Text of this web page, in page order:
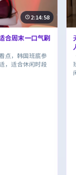
2:14:58
合周末一口气刷
点，韩国班底参
，适合休闲时段